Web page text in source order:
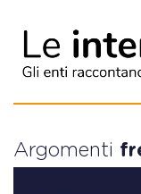
Argomenti